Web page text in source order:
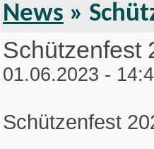
News »
Schützenfest
01.06.2023 -
Schützenfest